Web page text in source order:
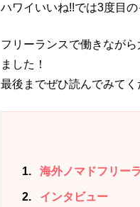
ハワイいいね!!では3度目
フリーランスで働きなが
ました！
最後までぜひ読んでみてく
1 海外ノマドフリー
2 インタビュー